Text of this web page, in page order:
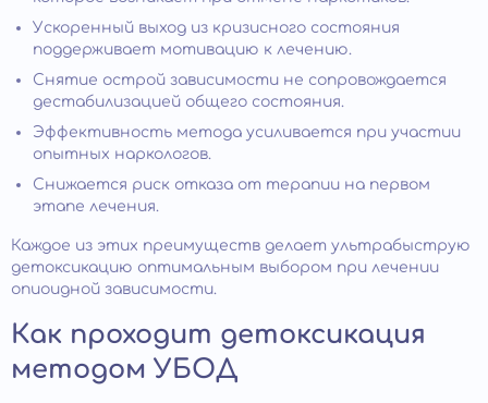
Ускоренный выход из кризисного состояния
поддерживает мотивацию к лечению.
Снятие острой зависимости не сопровождается
дестабилизацией общего состояния.
Эффективность метода усиливается при участии
опытных наркологов.
Снижается риск отказа от терапии на первом
этапе лечения.
Каждое из этих преимуществ делает ультрабыструю
детоксикацию оптимальным выбором при лечении
опиоидной зависимости.
Как проходит детоксикация
методом УБОД